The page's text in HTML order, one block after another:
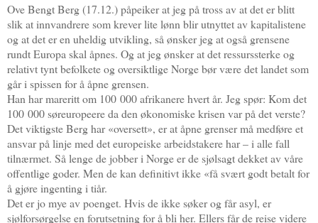
Ove Bengt Berg (17.12.) påpeiker at jeg på tross av at det er blitt
slik at innvandrere som krever lite lønn blir utnyttet av kapitalistene
og at det er en uheldig utvikling, så ønsker jeg at også grensene
rundt Europa skal åpnes. Og at jeg ønsker at det ressurssterke og
relativt tynt befolkete og oversiktlige Norge bør være det landet som
går i spissen for å åpne grensen.
Han har mareritt om 100 000 afrikanere hvert år. Jeg spør: Kom det
100 000 søreuropeere da den økonomiske krisen var på det verste?
Det viktigste Berg har «oversett», er at åpne grenser må medføre et
ansvar på linje med det europeiske arbeidstakere har – i alle fall
tilnærmet. Så lenge de jobber i Norge er de sjølsagt dekket av våre
offentlige goder. Men de kan definitivt ikke «få svært godt betalt for
å gjøre ingenting i tiår.
Det er jo mye av poenget. Hvis de ikke søker og får asyl, er
sjølforsørgelse en forutsetning for å bli her. Ellers får de reise videre